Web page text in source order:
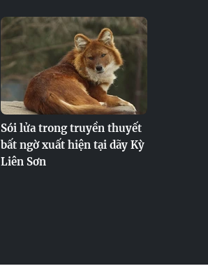
Sói lửa trong truyền thuyết
bất ngờ xuất hiện tại dãy Kỳ
Liên Sơn